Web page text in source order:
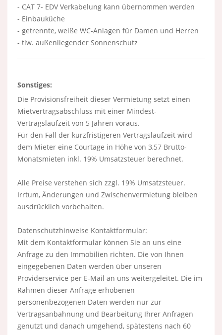
- CAT 7- EDV Verkabelung kann übernommen werden
- Einbauküche
- getrennte, weiße WC-Anlagen für Damen und Herren
- tlw. außenliegender Sonnenschutz
Sonstiges:
Die Provisionsfreiheit dieser Vermietung setzt einen
Mietvertragsabschluss mit einer Mindest-
Vertragslaufzeit von 5 Jahren voraus.
Für den Fall der kurzfristigeren Vertragslaufzeit wird
dem Mieter eine Courtage in Höhe von 3,57 Brutto-
Monatsmieten inkl. 19% Umsatzsteuer berechnet.
Alle Preise verstehen sich zzgl. 19% Umsatzsteuer.
Irrtum, Änderungen und Zwischenvermietung bleiben
ausdrücklich vorbehalten.
Datenschutzhinweise Kontaktformular:
Mit dem Kontaktformular können Sie an uns eine
Anfrage zu den Immobilien richten. Die von Ihnen
eingegebenen Daten werden über unseren
Providerservice per E-Mail an uns weitergeleitet. Die im
Rahmen dieser Anfrage erhobenen
personenbezogenen Daten werden nur zur
Vertragsanbahnung und Bearbeitung Ihrer Anfragen
genutzt und danach umgehend, spätestens nach 60